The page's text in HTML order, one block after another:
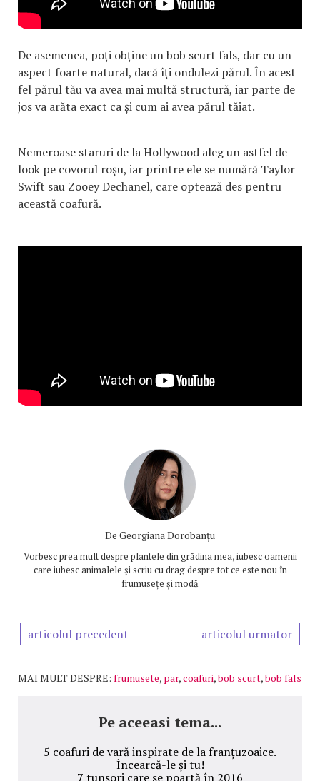
De asemenea, poți obține un bob scurt fals, dar cu un
aspect foarte natural, dacă îți ondulezi părul. În acest
fel părul tău va avea mai multă structură, iar parte de
jos va arăta exact ca și cum ai avea părul tăiat.
Nemeroase staruri de la Hollywood aleg un astfel de
look pe covorul roșu, iar printre ele se numără Taylor
Swift sau Zooey Dechanel, care optează des pentru
această coafură.
De Georgiana Dorobanțu
Vorbesc prea mult despre plantele din grădina mea, iubesc oamenii
care iubesc animalele și scriu cu drag despre tot ce este nou în
frumusețe și modă
articolul precedent articolul urmator
MAI MULT DESPRE: frumusete, par,coafuri,bob scurt,bob fals
Pe aceeasi tema...
5 coafuri de vară inspirate de la franțuzoaice.
Încearcă-le și tu!
7 tunsori care se poartă în 2016